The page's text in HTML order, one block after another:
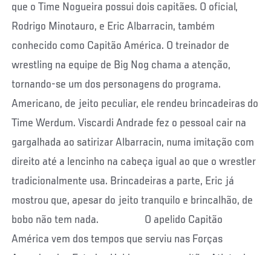
que o Time Nogueira possui dois capitães. O oficial,
Rodrigo Minotauro, e Eric Albarracin, também
conhecido como Capitão América. O treinador de
wrestling na equipe de Big Nog chama a atenção,
tornando-se um dos personagens do programa.
Americano, de jeito peculiar, ele rendeu brincadeiras do
Time Werdum. Viscardi Andrade fez o pessoal cair na
gargalhada ao satirizar Albarracin, numa imitação com
direito até a lencinho na cabeça igual ao que o wrestler
tradicionalmente usa. Brincadeiras a parte, Eric já
mostrou que, apesar do jeito tranquilo e brincalhão, de
bobo não tem nada. O apelido Capitão
América vem dos tempos que serviu nas Forças